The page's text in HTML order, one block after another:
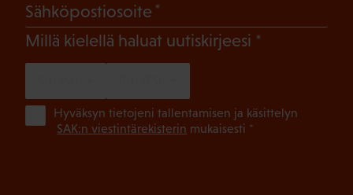
Sähköpostiosoite
Millä kielellä haluat uutiskirjeesi (Pakollinen)
Hyväksyn tietojeni tallentamisen ja käsittelyn
SAK:n viestintärekisterin mukaisesti *